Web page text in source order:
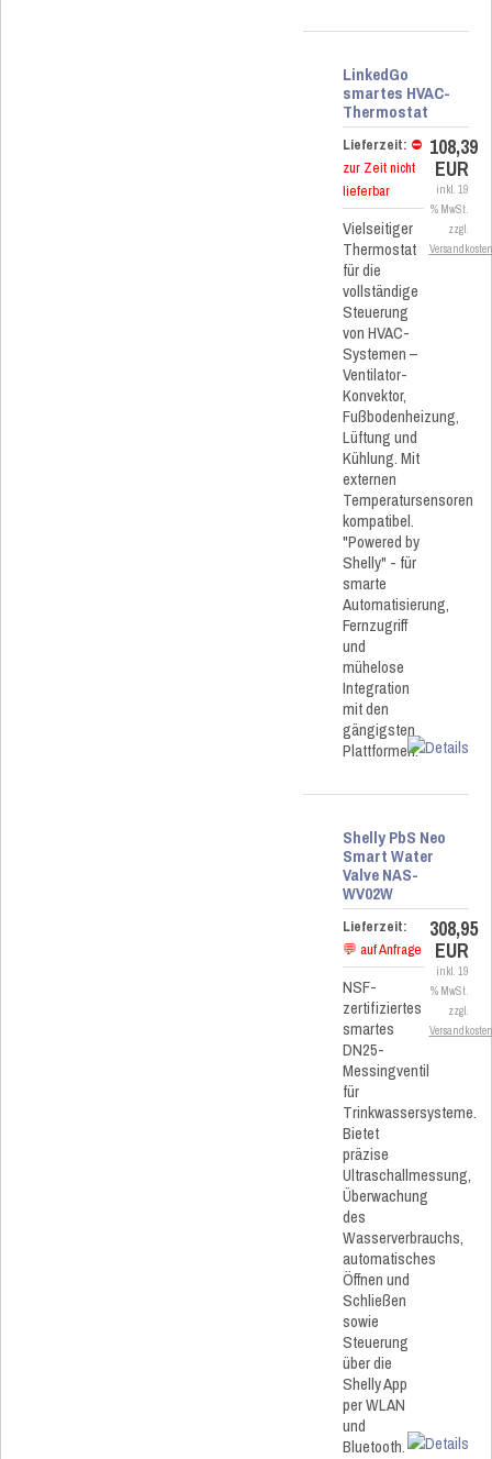
LinkedGo
smartes HVAC-
Thermostat
Lieferzeit: ⛔
zur Zeit nicht
lieferbar
Vielseitiger
Thermostat
für die
vollständige
Steuerung
von HVAC-
Systemen –
Ventilator-
Konvektor,
Fußbodenheizung,
Lüftung und
Kühlung. Mit
externen
Temperatursensoren
kompatibel.
"Powered by
Shelly" - für
smarte
Automatisierung,
Fernzugriff
und
mühelose
Integration
mit den
gängigsten
Plattformen.
108,39
EUR
inkl. 19
% MwSt.
zzgl.
Versandkosten
Shelly PbS Neo
Smart Water
Valve NAS-
WV02W
Lieferzeit:
💬 auf Anfrage
NSF-
zertifiziertes
smartes
DN25-
Messingventil
für
Trinkwassersysteme.
Bietet
präzise
Ultraschallmessung,
Überwachung
des
Wasserverbrauchs,
automatisches
Öffnen und
Schließen
sowie
Steuerung
über die
Shelly App
per WLAN
und
Bluetooth.
308,95
EUR
inkl. 19
% MwSt.
zzgl.
Versandkosten